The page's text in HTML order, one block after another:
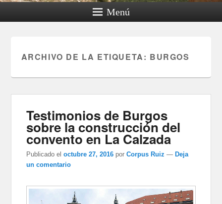
Menú
ARCHIVO DE LA ETIQUETA: BURGOS
Testimonios de Burgos
sobre la construcción del
convento en La Calzada
Publicado el octubre 27, 2016 porCorpus Ruiz — Deja
un comentario